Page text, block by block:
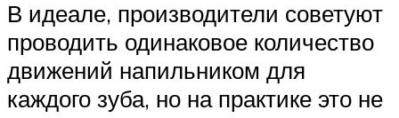
В идеале, производители советуют
проводить одинаковое количество
движений напильником для
каждого зуба, но на практике это не